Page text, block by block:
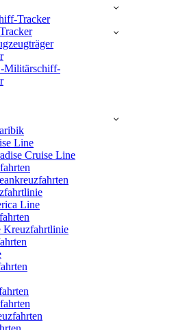
Tracker
Militärschiff-
Line
Cruise Line
Line
Kreuzfahrtlinie